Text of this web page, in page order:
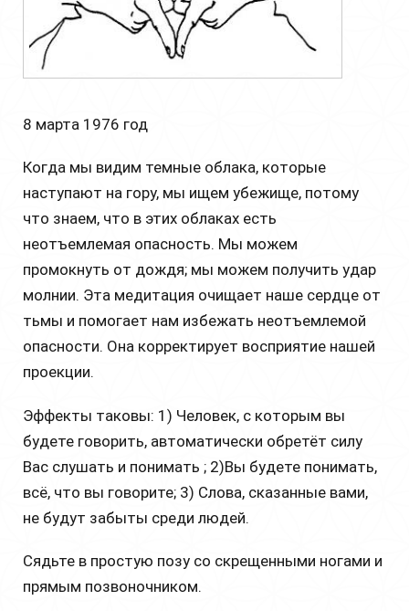
8 марта 1976 год
Когда мы видим темные облака, которые
наступают на гору, мы ищем убежище, потому
что знаем, что в этих облаках есть
неотъемлемая опасность. Мы можем
промокнуть от дождя; мы можем получить удар
молнии. Эта медитация очищает наше сердце от
тьмы и помогает нам избежать неотъемлемой
опасности. Она корректирует восприятие нашей
проекции.
Эффекты таковы: 1) Человек, с которым вы
будете говорить, автоматически обретёт силу
Вас слушать и понимать ; 2)Вы будете понимать,
всё, что вы говорите; 3) Слова, сказанные вами,
не будут забыты среди людей.
Сядьте в простую позу со скрещенными ногами и
прямым позвоночником.